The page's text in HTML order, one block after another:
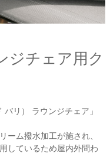
ジチェア用ク
バリ） ラウンジチェア」
ーム撥水加工が施され、
しているため屋内外問わ